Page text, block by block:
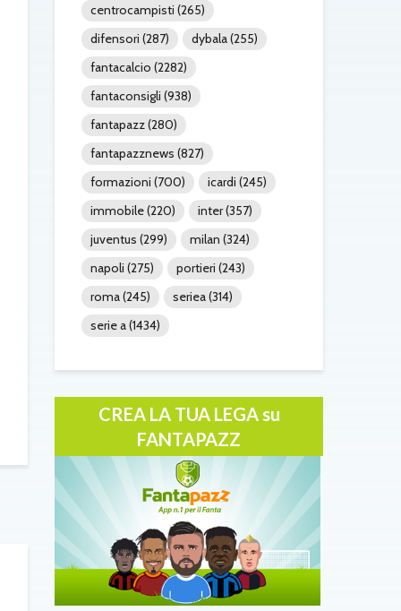
centrocampisti (265)
difensori (287) dybala(255)
fantacalcio (2282)
fantaconsigli (938)
fantapazz(280)
fantapazznews (827)
formazioni (700) icardi (245)
immobile(220) inter(357)
juventus (299) milan (324)
napoli (275) portieri (243)
roma(245) seriea(314)
serie a(1434)
CREA LA TUA LEGA su
FANTAPAZZ